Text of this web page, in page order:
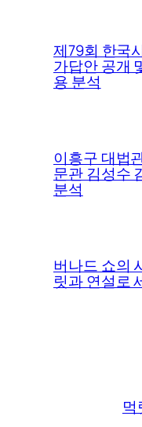
제79회 한국
가답안 공개
용 분석
이흥구 대법
문관 김성수
분석
버나드 쇼의
릿과 연설로